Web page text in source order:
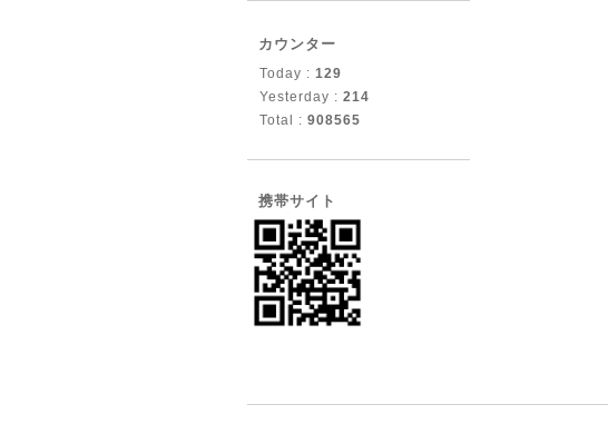
カウンター
Today : 129
Yesterday : 214
Total : 908565
携帯サイト